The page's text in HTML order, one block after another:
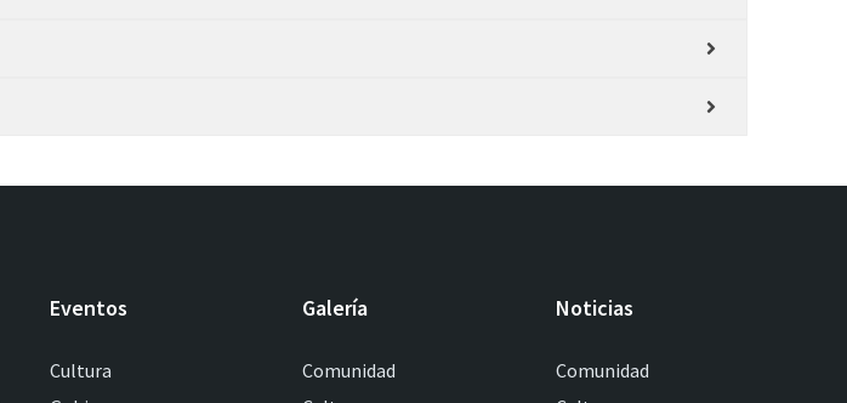
Eventos
Cultura
Galería
Comunidad
Noticias
Comunidad